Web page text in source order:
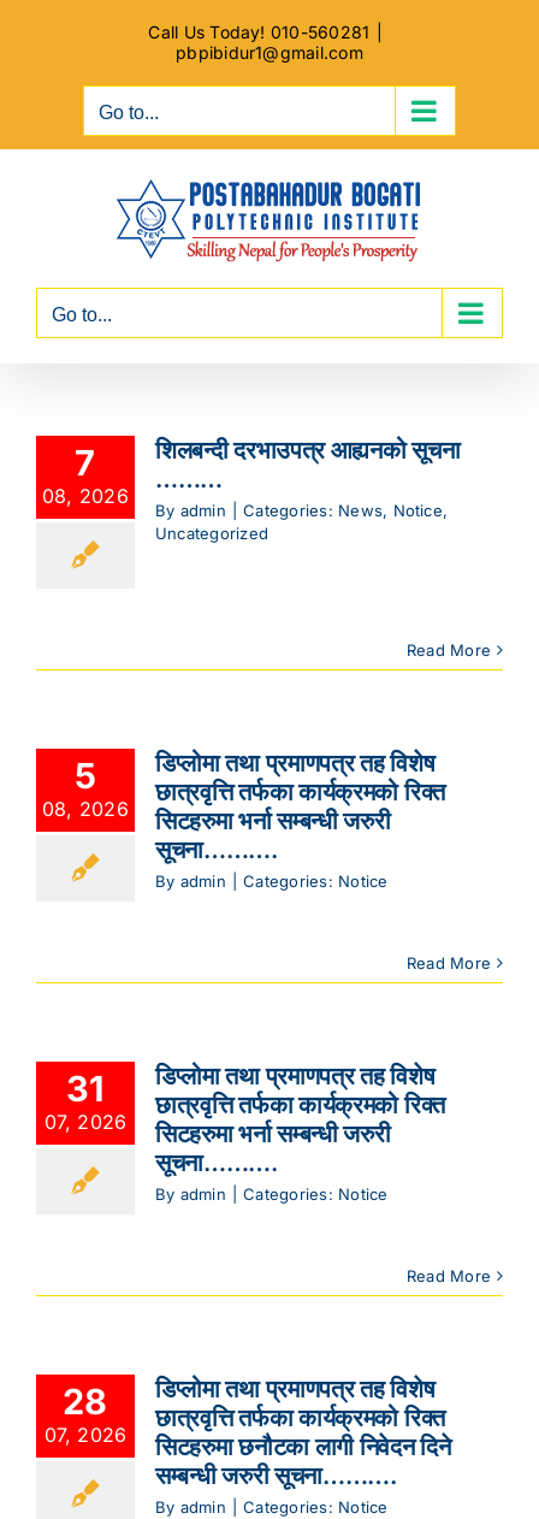
Call Us Today! 010-560281
pbpibidur1@gmail.com
Go to...
Go to...
7
08, 2026
शिलबन्दी दरभाउपत्र आह्यनको सूचना
………
By admin Categories: News, Notice,
Uncategorized
Read More
5
08, 2026
डिप्लोमा तथा प्रमाणपत्र तह विशेष
छात्रवृत्ति तर्फका कार्यक्रमको रिक्त
सिटहरुमा भर्ना सम्बन्धी जरुरी
सूचना……….
By admin Categories: Notice
Read More
31
07, 2026
डिप्लोमा तथा प्रमाणपत्र तह विशेष
छात्रवृत्ति तर्फका कार्यक्रमको रिक्त
सिटहरुमा भर्ना सम्बन्धी जरुरी
सूचना……….
By admin Categories: Notice
Read More
28
07, 2026
डिप्लोमा तथा प्रमाणपत्र तह विशेष
छात्रवृत्ति तर्फका कार्यक्रमको रिक्त
सिटहरुमा छनौटका लागी निवेदन दिने
सम्बन्धी जरुरी सूचना……….
By admin Categories: Notice